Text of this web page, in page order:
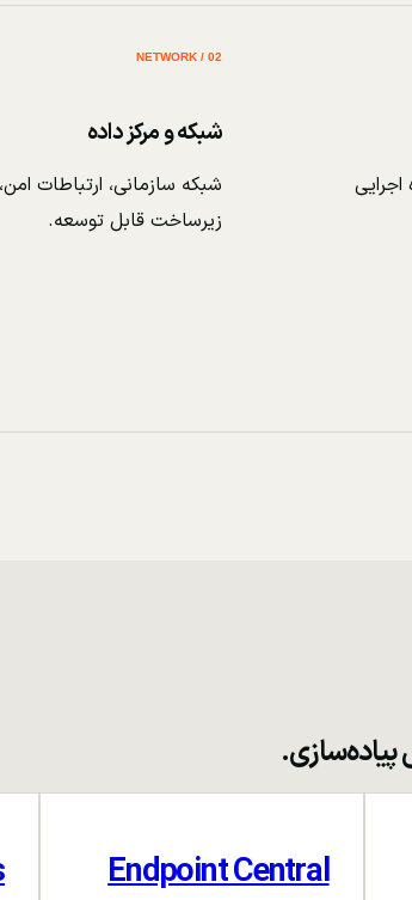
02 / NETWORK
شبکه و مرکز داده
شبکه سازمانی، ارتباطات
زیرساخت قابل توسعه.
Endpoint Central